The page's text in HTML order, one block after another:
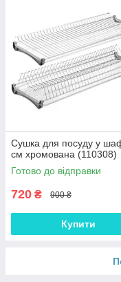
Сушка для посуду у
см хромована (110308)
Готово до відправки
720 ₴ 900 ₴
Купити